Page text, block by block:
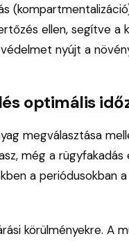
ellen, segítve a
nyújt a
optimális
megválasztása
még a
a periódusokban
körülményekre. A